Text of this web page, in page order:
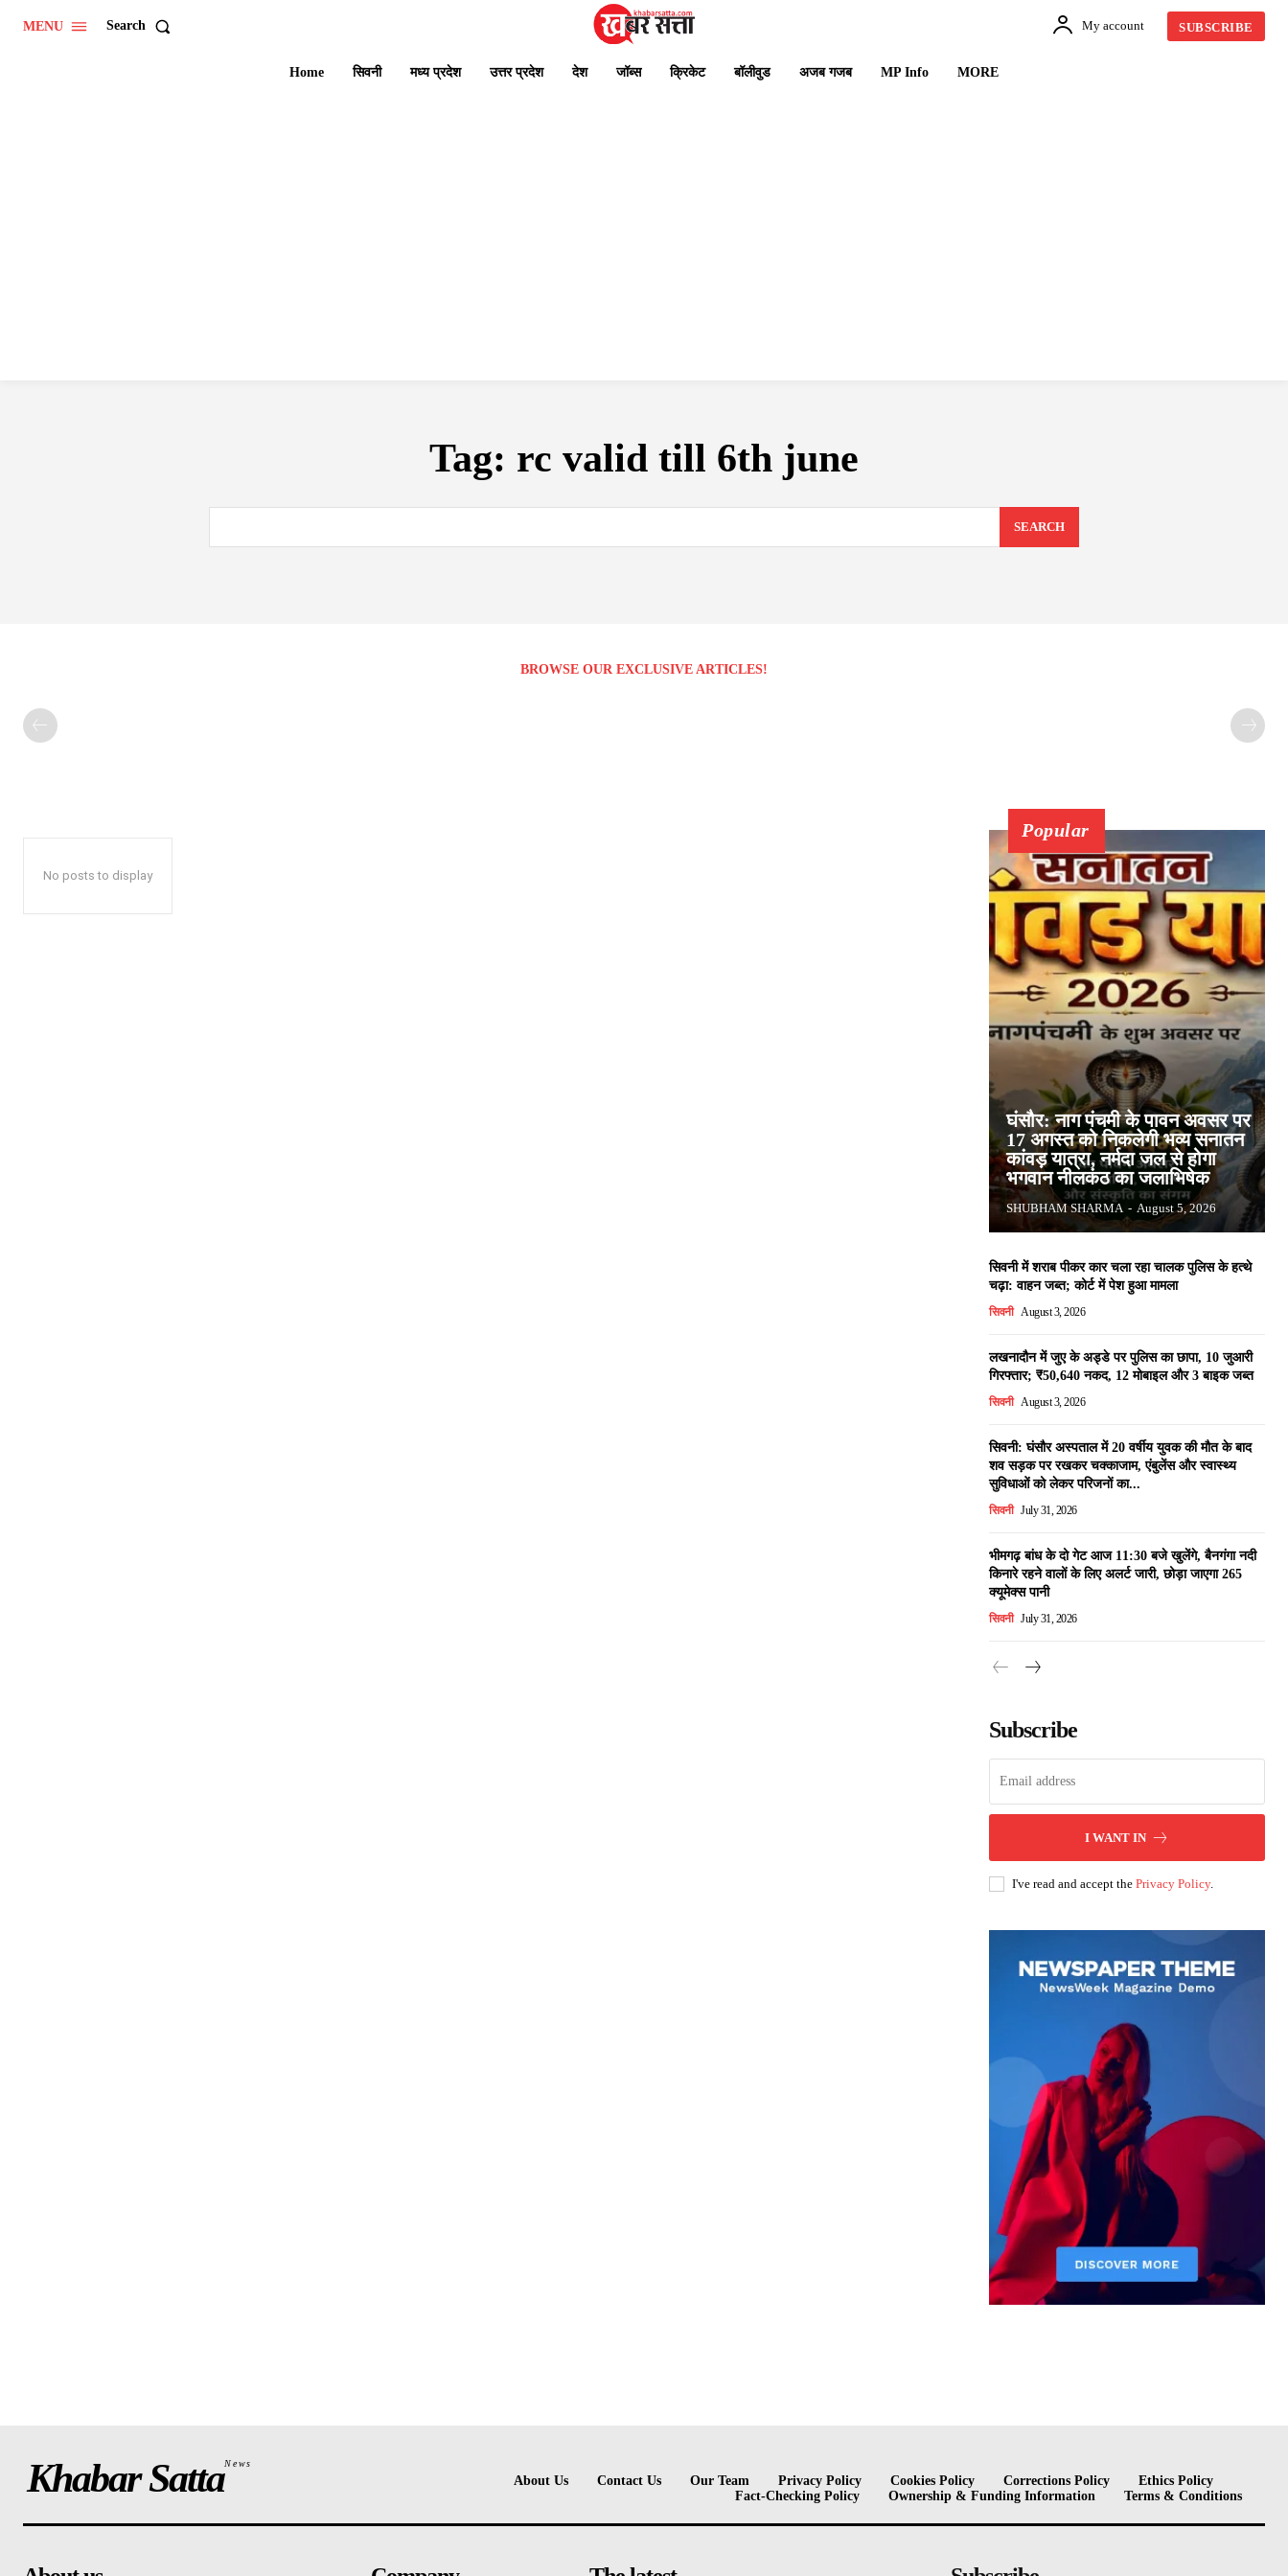
MENU Search My account SUBSCRIBE
Home सिवनी मध्य प्रदेश उत्तर प्रदेश देश जॉब्स क्रिकेट बॉलीवुड अजब गजब MP Info MORE
Tag: rc valid till 6th june
SEARCH
BROWSE OUR EXCLUSIVE ARTICLES!
No posts to display
Popular
घंसौर: नाग पंचमी के पावन अवसर पर
17 अगस्त को निकलेगी भव्य सनातन
कांवड़ यात्रा, नर्मदा जल से होगा
भगवान नीलकंठ का जलाभिषेक
SHUBHAM SHARMA - August 5, 2026
सिवनी में शराब पीकर कार चला रहा चालक पुलिस के हत्थे
चढ़ा: वाहन जब्त; कोर्ट में पेश हुआ मामला
सिवनी August 3, 2026
लखनादौन में जुए के अड्डे पर पुलिस का छापा, 10 जुआरी
गिरफ्तार; ₹50,640 नकद, 12 मोबाइल और 3 बाइक जब्त
सिवनी August 3, 2026
सिवनी: घंसौर अस्पताल में 20 वर्षीय युवक की मौत के बाद
शव सड़क पर रखकर चक्काजाम, एंबुलेंस और स्वास्थ्य
सुविधाओं को लेकर परिजनों का...
सिवनी July 31, 2026
भीमगढ़ बांध के दो गेट आज 11:30 बजे खुलेंगे, बैनगंगा नदी
किनारे रहने वालों के लिए अलर्ट जारी, छोड़ा जाएगा 265
क्यूमेक्स पानी
सिवनी July 31, 2026
Subscribe
I WANT IN
I've read and accept the Privacy Policy.
Khabar SattaNews
About Us Contact Us Our Team Privacy Policy Cookies Policy Corrections Policy
Ethics Policy
Fact-Checking Policy
Ownership & Funding Information Terms & Conditions